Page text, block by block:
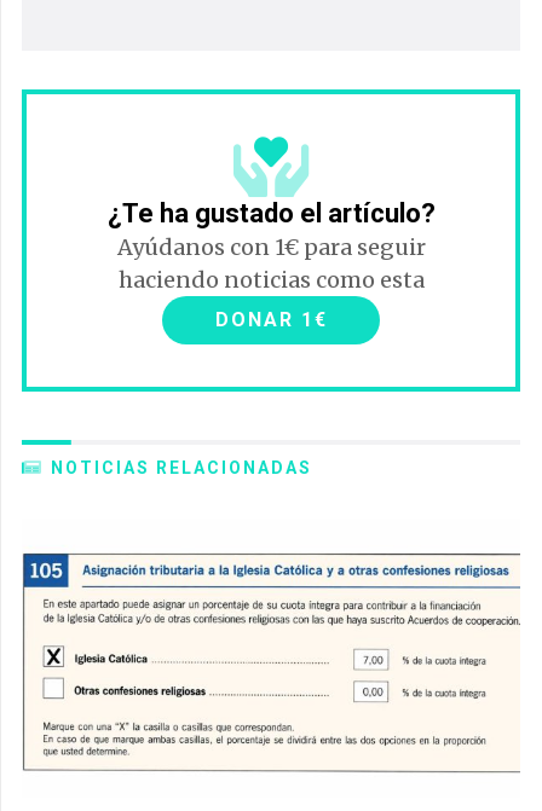
¿Te ha gustado el artículo?
Ayúdanos con 1€ para seguir
haciendo noticias como esta
DONAR 1€
NOTICIAS RELACIONADAS